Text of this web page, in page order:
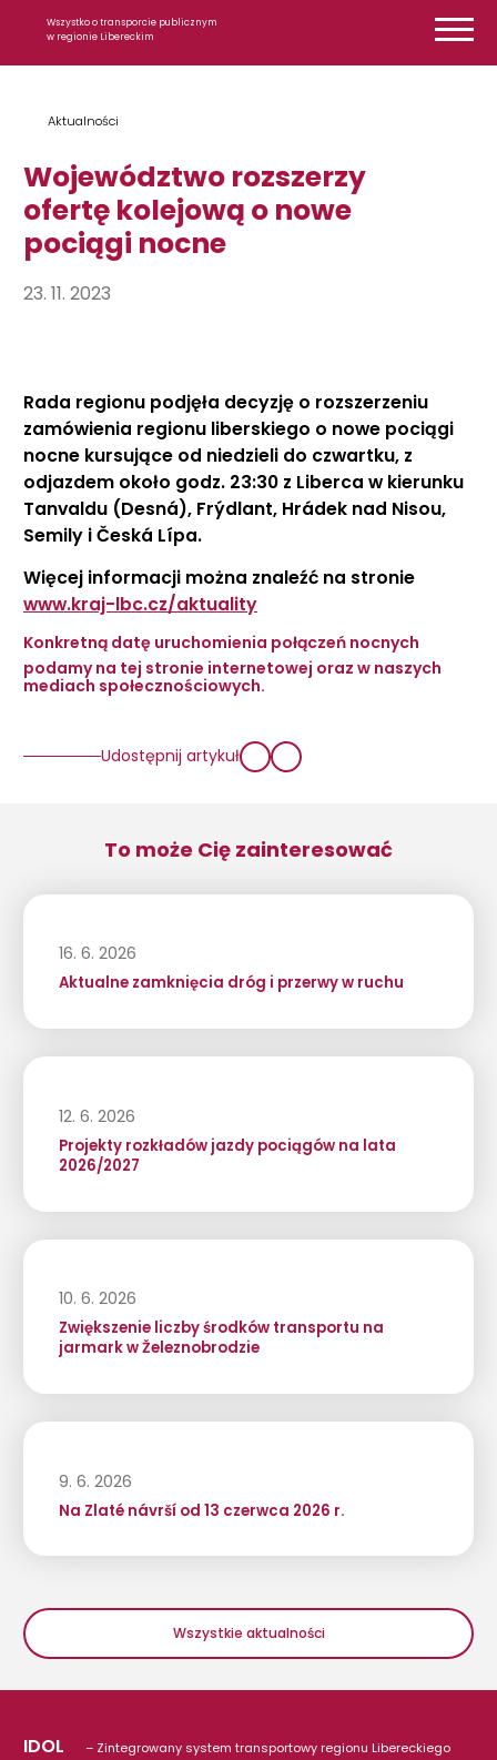
Wszystko o transporcie publicznym
w regionie Libereckim
Aktualności
Województwo rozszerzy
ofertę kolejową o nowe
pociągi nocne
23. 11. 2023
Rada regionu podjęła decyzję o rozszerzeniu
zamówienia regionu liberskiego o nowe pociągi
nocne kursujące od niedzieli do czwartku, z
odjazdem około godz. 23:30 z Liberca w kierunku
Tanvaldu (Desná), Frýdlant, Hrádek nad Nisou,
Semily i Česká Lípa.
Więcej informacji można znaleźć na stronie
www.kraj-lbc.cz/aktuality
Konkretną datę uruchomienia połączeń nocnych
podamy na tej stronie internetowej oraz w naszych
mediach społecznościowych.
Udostępnij artykuł
To może Cię zainteresować
16. 6. 2026
Aktualne zamknięcia dróg i przerwy w ruchu
12. 6. 2026
Projekty rozkładów jazdy pociągów na lata
2026/2027
10. 6. 2026
Zwiększenie liczby środków transportu na
jarmark w Železnobrodzie
9. 6. 2026
Na Zlaté návrší od 13 czerwca 2026 r.
Wszystkie aktualności
IDOL – Zintegrowany system transportowy regionu Libereckiego